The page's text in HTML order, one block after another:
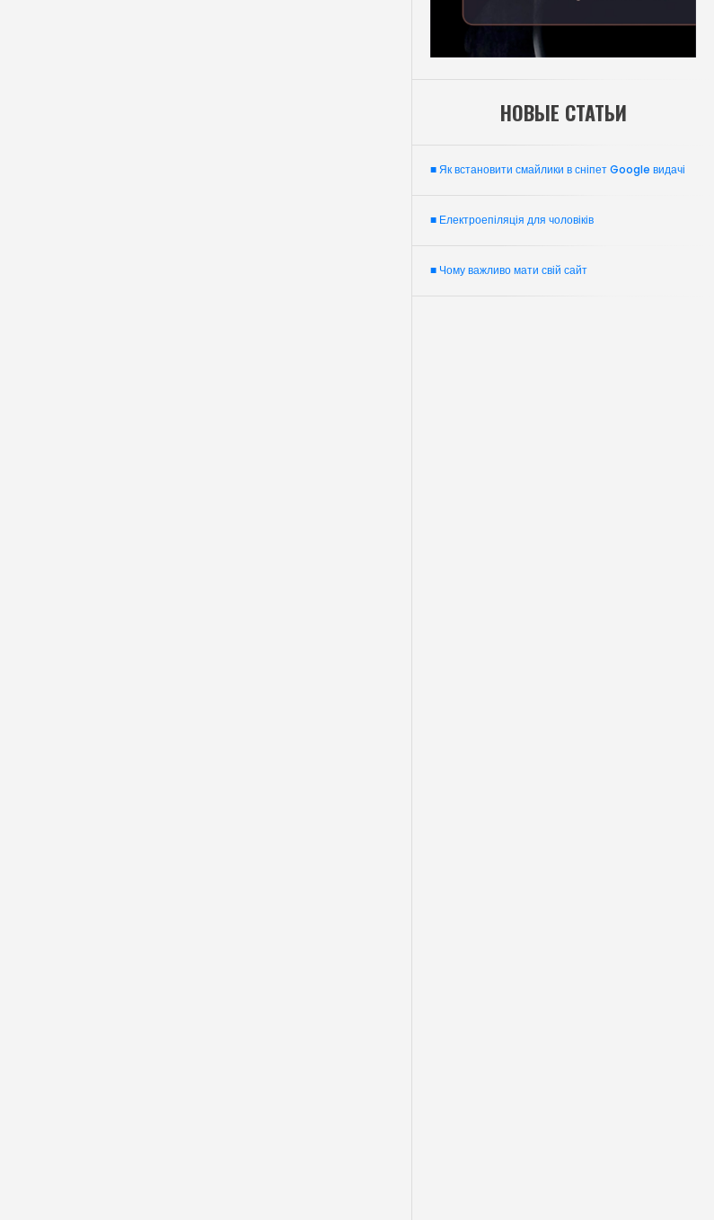
НОВЫЕ СТАТЬИ
■ Як встановити смайлики в сніпет Google видачі
■ Електроепіляція для чоловіків
■ Чому важливо мати свій сайт